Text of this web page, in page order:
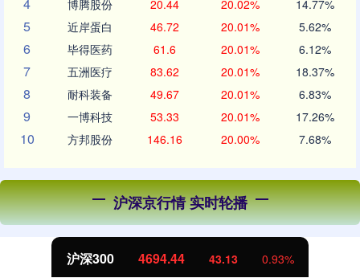
博腾股份 20.44 20.02% 14.77%
5 近岸蛋白 46.72 20.01% 5.62%
6 毕得医药 61.6 20.01% 6.12%
7 五洲医疗 83.62 20.01% 18.37%
8 耐科装备 49.67 20.01% 6.83%
9 一博科技 53.33 20.01% 17.26%
10 方邦股份 146.16 20.00% 7.68%
沪深京行情 实时轮播
沪深300 4694.44 43.13 0.93%